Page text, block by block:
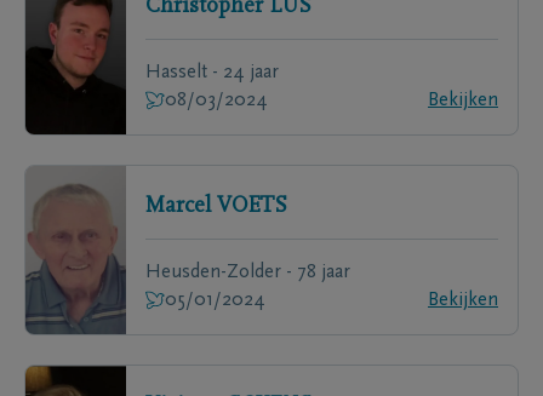
Christopher LUS
Hasselt - 24 jaar
08/03/2024
Bekijken
Marcel VOETS
Heusden-Zolder - 78 jaar
05/01/2024
Bekijken